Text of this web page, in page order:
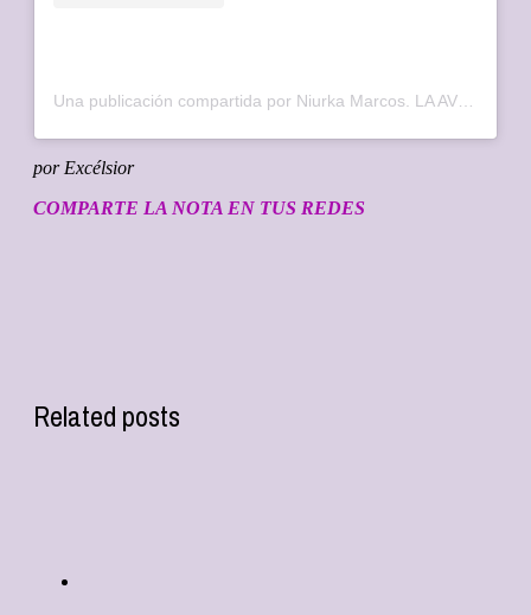
Una publicación compartida por Niurka Marcos. LA AVENTURERA🤣 (@niurka.oficial)
por Excélsior
COMPARTE LA NOTA EN TUS REDES
Related posts